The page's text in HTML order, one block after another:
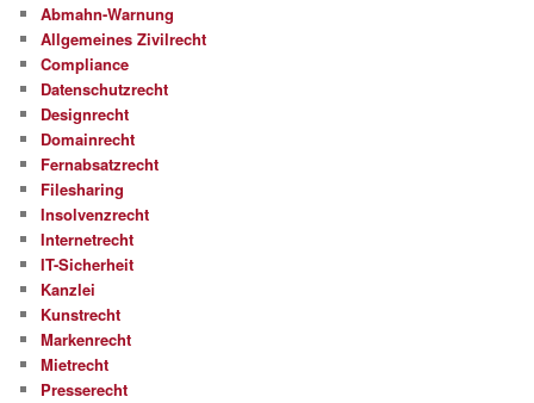
Abmahn-Warnung
Allgemeines Zivilrecht
Compliance
Datenschutzrecht
Designrecht
Domainrecht
Fernabsatzrecht
Filesharing
Insolvenzrecht
Internetrecht
IT-Sicherheit
Kanzlei
Kunstrecht
Markenrecht
Mietrecht
Presserecht